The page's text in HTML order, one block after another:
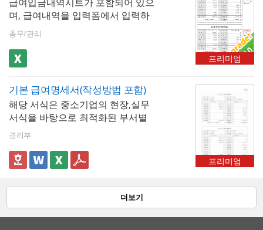
며, 급여내역을 입력폼에서 입력하
면 급여대장과 급여명세서를 출력
할 수 있으며 월별로 급여 내역을 누
적하여 1년의 급여현황을 확인 및
관리할 수 있는 자동화 서식입니다.
총무/관리
프리미엄
기본 급여명세서(작성방법 포함)
해당 서식은 중소기업의 현장,실무
서식을 바탕으로 최적화된 부서별
표준서식입니다. 샘플내용, 작성방
법, 관련규정 등 문서 하나에 모든
내용이 포함되어 있어 신입사원부
터 사장님까지 누구나 쉽고 편리하
의 로고삽입이 가능하며 통일화된
양식으로 문서체계를 확립할 수 있
습니다. 문서의 성격과 용도에 맞게
경리부
프리미엄
더보기